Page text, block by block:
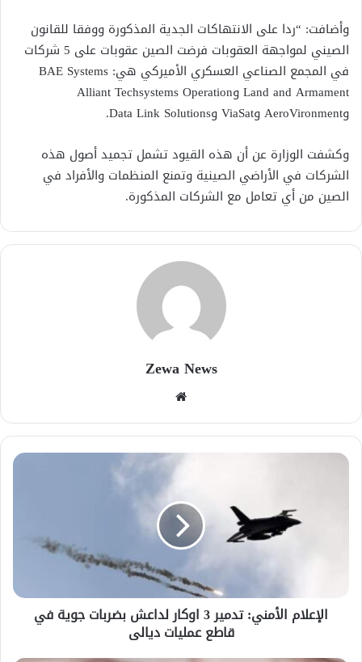
وأضافت: “ردا على الانتهاكات الجدية المذكورة ووفقا للقانون
الصيني لمواجهة العقوبات فرضت الصين عقوبات على 5 شركات
في المجمع الصناعي العسكري الأميركي هي: BAE Systems
Land and Armament وAlliant Techsystems Operation
وAeroVironment وViaSat وData Link Solutions.
وكشفت الوزارة عن أن هذه القيود تشمل تجميد أصول هذه
الشركات في الأراضي الصينية وتمنع المنظمات والأفراد في
الصين من أي تعامل مع الشركات المذكورة.
Zewa News
الإعلام الأمني: تدمير 3 اوكار لداعش بضربات جوية في
قاطع عمليات ديالى